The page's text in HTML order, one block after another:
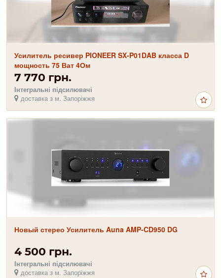
Усилитель ресивер PIONEER SX-P01DAB класса D
мощность 75 Ват 4Ом
7 770 грн.
Інтегральні підсилювачі
доставка з м. Запоріжжя
Новый стерео Усилитель Auna AMP-CD950 DG
4 500 грн.
Інтегральні підсилювачі
доставка з м. Запоріжжя